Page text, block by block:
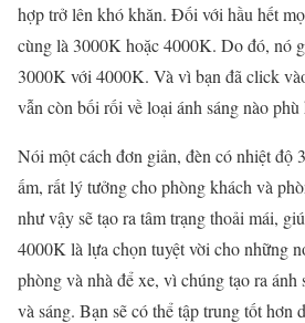
hợp trở lên khó khăn. Đối với hầu hết
cùng là 3000K hoặc 4000K. Do đó, nó
3000K với 4000K. Và vì bạn đã click
vẫn còn bối rối về loại ánh sáng nào phù
Nói một cách đơn giản, đèn có nhiệt độ
ấm, rất lý tưởng cho phòng khách và
như vậy sẽ tạo ra tâm trạng thoải mái,
4000K là lựa chọn tuyệt vời cho những
phòng và nhà để xe, vì chúng tạo ra ánh
và sáng. Bạn sẽ có thể tập trung tốt hơn